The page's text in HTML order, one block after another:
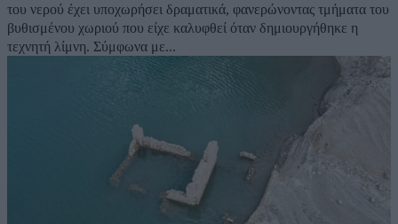
του νερού έχει υποχωρήσει δραματικά, φανερώνοντας τμήματα του
βυθισμένου χωριού που είχε καλυφθεί όταν δημιουργήθηκε η
τεχνητή λίμνη. Σύμφωνα με...